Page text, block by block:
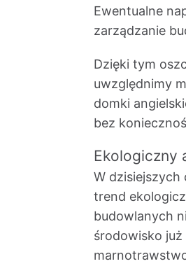
Ewentualne
zarządzanie
Dzięki tym
uwzględnimy
domki
bez
Ekologiczny
W dzisiejszych
trend
budowlanych
środowisko